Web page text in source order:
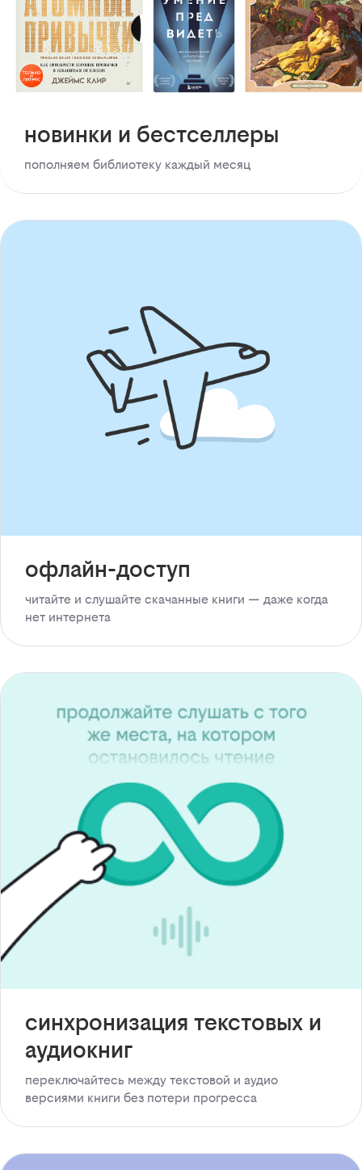
новинки и бестселлеры
пополняем библиотеку каждый месяц
офлайн-доступ
читайте и слушайте скачанные книги — даже когда
нет интернета
синхронизация текстовых и
аудиокниг
переключайтесь между текстовой и аудио
версиями книги без потери прогресса